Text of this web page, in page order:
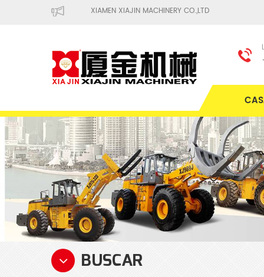
XIAMEN XIAJIN MACHINERY CO.,LTD
BUSCAR